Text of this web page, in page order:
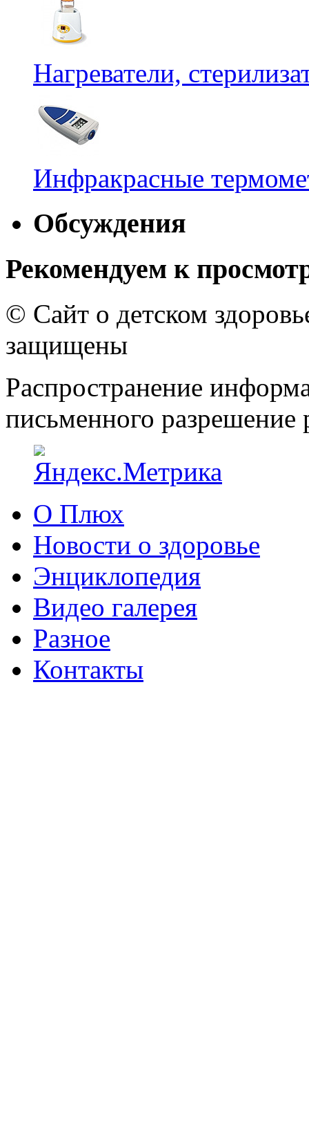
Нагреватели,
Инфракрасные
Обсуждения
Рекомендуем к
© Сайт о детском
защищены
Распространение
письменного разрешение
О Плюх
Новости о здоровье
Энциклопедия
Видео галерея
Разное
Контакты